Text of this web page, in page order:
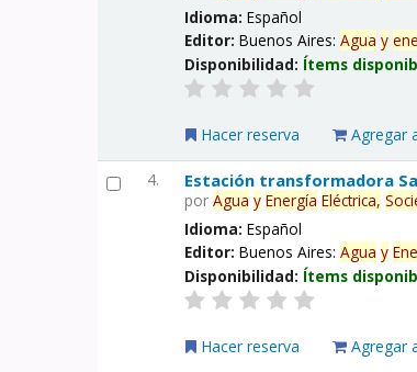
Idioma:Español
Editor:Buenos Aires:Agua y
Disponibilidad: Ítems
Hacer reserva Agregar
4. Estación transformadora
porAgua y Energía Eléctrica,
Idioma:Español
Editor:Buenos Aires:Agua y
Disponibilidad: Ítems
Hacer reserva Agregar